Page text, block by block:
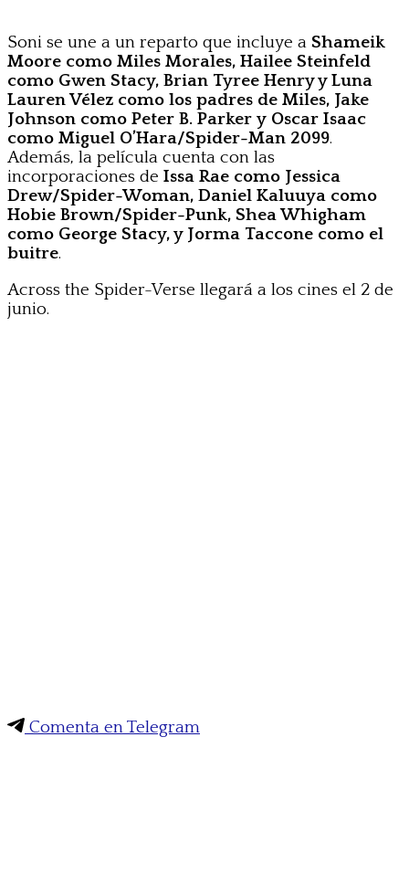
Soni se une a un reparto que incluye a Shameik
Moore como Miles Morales, Hailee Steinfeld
como Gwen Stacy, Brian Tyree Henry y Luna
Lauren Vélez como los padres de Miles, Jake
Johnson como Peter B. Parker y Oscar Isaac
como Miguel O’Hara/Spider-Man 2099.
Además, la película cuenta con las
incorporaciones de Issa Rae como Jessica
Drew/Spider-Woman, Daniel Kaluuya como
Hobie Brown/Spider-Punk, Shea Whigham
como George Stacy, y Jorma Taccone como el
buitre.
Across the Spider-Verse llegará a los cines el 2 de
junio.
Comenta en Telegram